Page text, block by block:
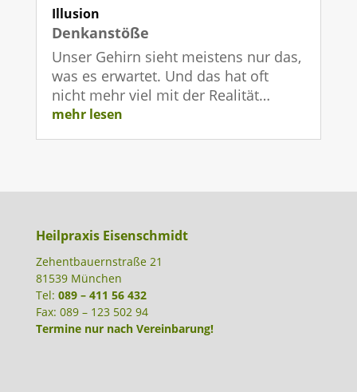
Illusion
Denkanstöße
Unser Gehirn sieht meistens nur das,
was es erwartet. Und das hat oft
nicht mehr viel mit der Realität…
mehr lesen
Heilpraxis Eisenschmidt
Zehentbauernstraße 21
81539 München
Tel: 089 – 411 56 432
Fax: 089 – 123 502 94
Termine nur nach Vereinbarung!